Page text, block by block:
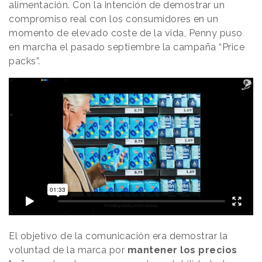
alimentación. Con la intención de demostrar un
compromiso real con los consumidores en un
momento de elevado coste de la vida, Penny puso
en marcha el pasado septiembre la campaña “Price
packs”.
El objetivo de la comunicación era demostrar la
voluntad de la marca por mantener los precios